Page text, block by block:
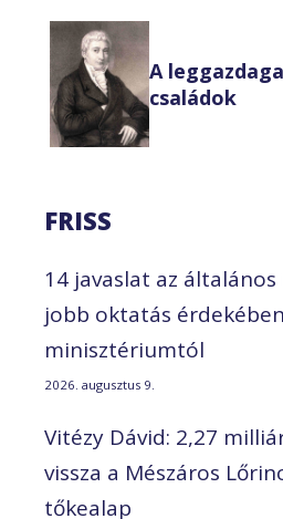
A
családok
FRISS
14 javaslat az általános
jobb oktatás
minisztériumtól
2026. augusztus 9.
Vitézy Dávid: 2,27
vissza a Mészáros
tőkealap